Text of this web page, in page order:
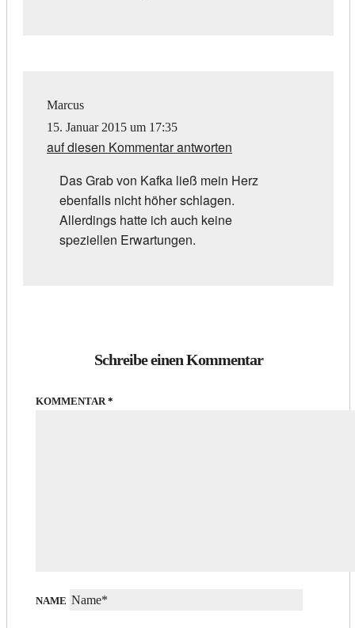
Marcus
15. Januar 2015 um 17:35
auf diesen Kommentar antworten
Das Grab von Kafka ließ mein Herz
ebenfalls nicht höher schlagen.
Allerdings hatte ich auch keine
speziellen Erwartungen.
Schreibe einen Kommentar
KOMMENTAR*
NAME